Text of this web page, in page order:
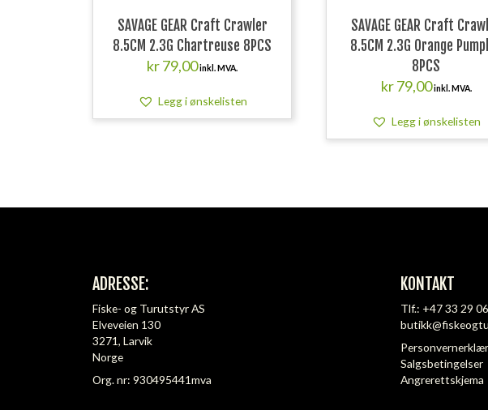
SAVAGE GEAR Craft Crawler
8.5CM 2.3G Chartreuse 8PCS
kr79,00inkl. MVA.
Legg i ønskelisten
SAVAGE GEAR Craft
8.5CM 2.3G Orange
8PCS
kr79,00 inkl. MVA.
Legg i ønskelisten
ADRESSE:
Fiske- og Turutstyr AS
Elveveien 130
3271, Larvik
Norge
Org. nr: 930495441mva
KONTAKT
Tlf.: +47 33 29
Salgsbetingelser
Angrerettskjema